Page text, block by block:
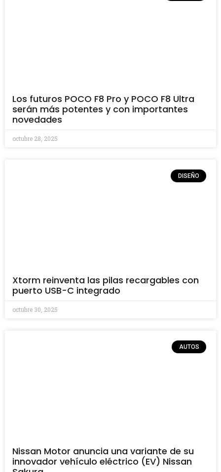
Los futuros POCO F8 Pro y POCO F8 Ultra
serán más potentes y con importantes
novedades
octubre 28, 2025
DISEÑO
Xtorm reinventa las pilas recargables con
puerto USB-C integrado
octubre 30, 2025
AUTOS
Nissan Motor anuncia una variante de su
innovador vehículo eléctrico (EV) Nissan